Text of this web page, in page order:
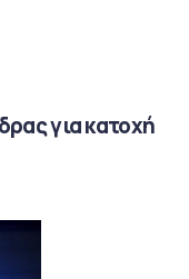
για κατοχή